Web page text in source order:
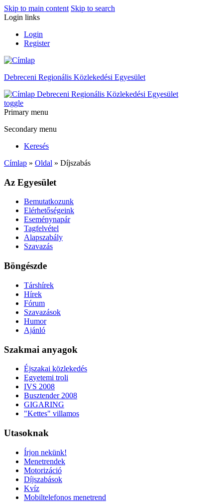
Skip to main content Skip to search
Login links
Login
Register
Debreceni Regionális Közlekedési Egyesület
Debreceni Regionális Közlekedési Egyesület
toggle
Primary menu
Secondary menu
Keresés
Címlap » Oldal » Díjszabás
Az Egyesület
Bemutatkozunk
Elérhetőségeink
Eseménynapár
Tagfelvétel
Alapszabály
Szavazás
Böngészde
Társhírek
Hírek
Fórum
Szavazások
Humor
Ajánló
Szakmai anyagok
Éjszakai közlekedés
Egyetemi troli
IVS 2008
Busztender 2008
GIGARING
"Kettes" villamos
Utasoknak
Írjon nekünk!
Menetrendek
Motorizáció
Díjszabások
Kvíz
Mobiltelefonos menetrend